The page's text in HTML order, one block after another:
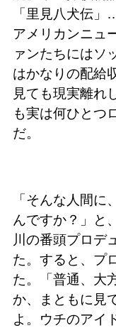
「里見八犬伝
アメリカンニュ
ァンたちにはソ
はかなりの配給
見ても現実離れ
も実は何ひとつ
だ。
「そんな人間
んですか？」と
川の番頭プロデ
た。すると、プ
た。「普通、大
か、まともに見
よ。ウチのアイ